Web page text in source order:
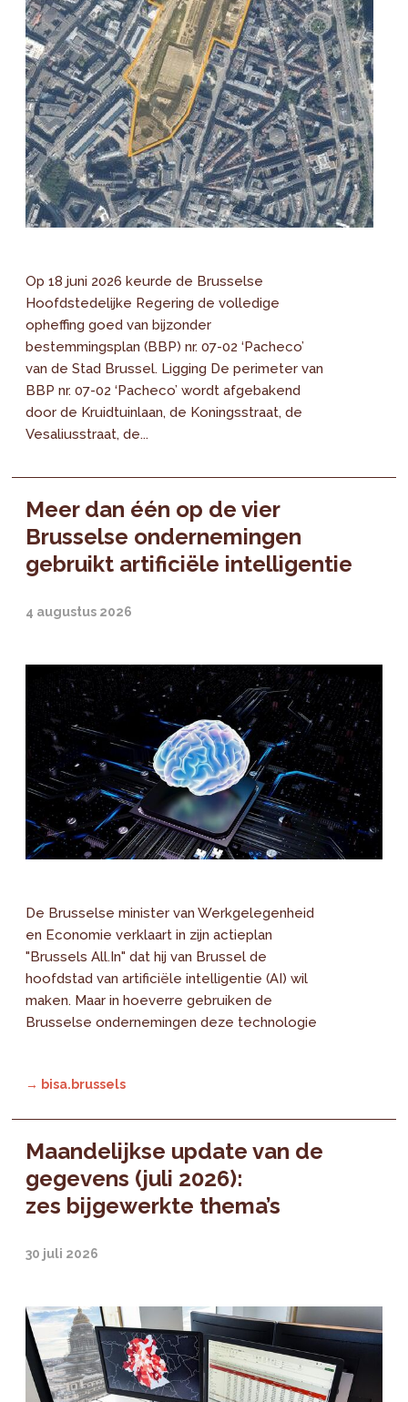
Op 18 juni 2026 keurde de Brusselse
Hoofdstedelijke Regering de volledige
opheffing goed van bijzonder
bestemmingsplan (BBP) nr. 07-02 ‘Pacheco’
van de Stad Brussel. Ligging De perimeter van
BBP nr. 07-02 ‘Pacheco’ wordt afgebakend
door de Kruidtuinlaan, de Koningsstraat, de
Vesaliusstraat, de...
Meer dan één op de vier
Brusselse ondernemingen
gebruikt artificiële intelligentie
4 augustus 2026
De Brusselse minister van Werkgelegenheid
en Economie verklaart in zijn actieplan
"Brussels All.In" dat hij van Brussel de
hoofdstad van artificiële intelligentie (AI) wil
maken. Maar in hoeverre gebruiken de
Brusselse ondernemingen deze technologie
→ bisa.brussels
Maandelijkse update van de
gegevens (juli 2026):
zes bijgewerkte thema’s
30 juli 2026